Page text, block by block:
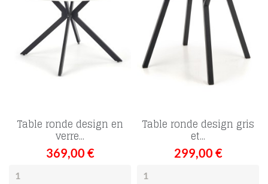
Table ronde design en
verre...
369,00 €
Table ronde design gris
et...
299,00 €